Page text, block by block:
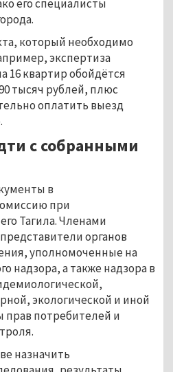
его специалисты
который необходимо
экспертиза
16 квартир обойдётся
тысяч рублей, плюс
оплатить выезд
с собранными
в
при
Тагила. Членами
органов
уполномоченные на
надзора, а также надзора в
экологической и иной
прав потребителей и
назначить